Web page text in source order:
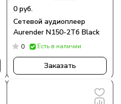
0 руб.
Сетевой аудиоплеер
Aurender N150-2Тб Black
0 Есть в наличии
Заказать